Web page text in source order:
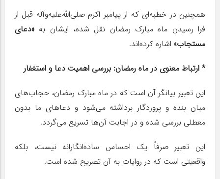
همچنین در خطبه‌ای که از پیامبر اکرم صلی‌الله‌علیه‌وآله قبل از
فرا رسیدن ماه مبارک رمضان نقل شده، ایشان به «دعای
مستجاب» اشاره کرده‌اند.
* ارتباط معنوی در ماه رمضان: بررسی اهمیت دعا و استغفار
این تعبیر بیانگر آن است که در ماه مبارک رمضان، حجاب‌های
میان بنده و پروردگار برداشته می‌شود و دعاهای ما بدون
معطلی بررسی شده و در اجابت آن‌ها تسریع می‌گردد.
این تعبیر صرفاً یک احساس ساده‌انگارانه نیست، بلکه
واقعیتی است که در روایات به آن تصریح شده است.